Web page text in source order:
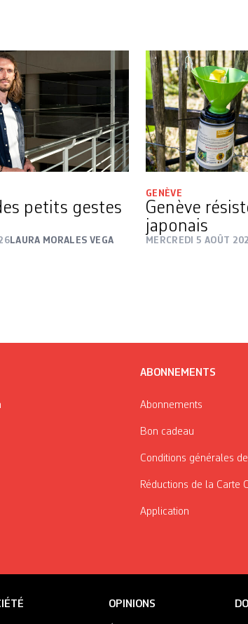
petits gestes
LAURA MORALES VEGA
GENÈVE
Genève
japonais
MERCREDI 5 AOÛT
ABONNEMENTS
Abonnements
Bon cadeau
Conditions générales
Réductions de la Carte
Application
OPINIONS